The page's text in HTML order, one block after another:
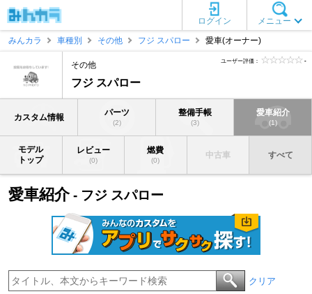
メニュー
ログイン
みんカラ
車種別 その他 フジ スパロー 愛車(オーナー)
その他
フジ スパロー
ユーザー評価： -
カスタム情報 パーツ
(2)
整備手帳
(3)
愛車紹介
(1)
モデル
トップ
レビュー
(0)
燃費
(0)
中古車 すべて
愛車紹介- フジ スパロー
クリア